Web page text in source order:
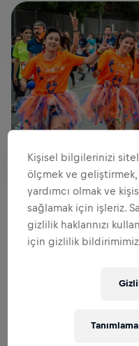
120'den fazla gerçek
Life World Run
Hollanda'da Wings for
Kişisel bilgilerinizi
ölçmek ve geliştirmek,
yardımcı olmak ve
sağlamak için işleriz.
gizlilik haklarınızı
için gizlilik